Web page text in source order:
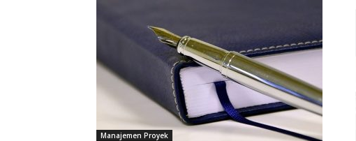
Manajemen Proyek